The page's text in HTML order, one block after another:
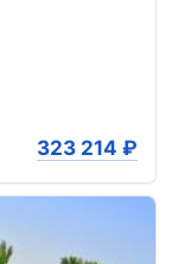
323 214 ₽